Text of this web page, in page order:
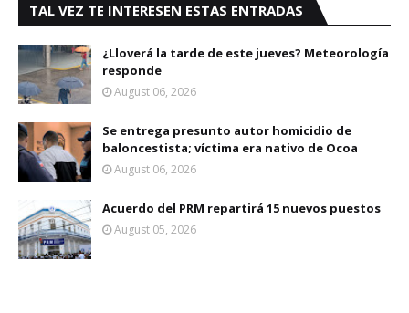
TAL VEZ TE INTERESEN ESTAS ENTRADAS
¿Lloverá la tarde de este jueves? Meteorología
responde
August 06, 2026
Se entrega presunto autor homicidio de
baloncestista; víctima era nativo de Ocoa
August 06, 2026
Acuerdo del PRM repartirá 15 nuevos puestos
August 05, 2026